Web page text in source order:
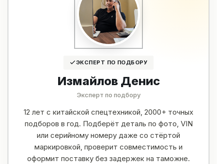
ЭКСПЕРТ ПО ПОДБОРУ
Измайлов Денис
Эксперт по подбору
12 лет с китайской спецтехникой, 2000+ точных
подборов в год. Подберёт деталь по фото, VIN
или серийному номеру даже со стёртой
маркировкой, проверит совместимость и
оформит поставку без задержек на таможне.